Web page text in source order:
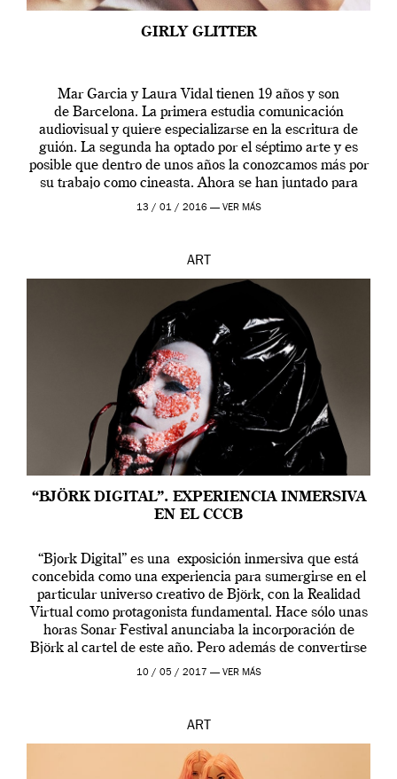
GIRLY GLITTER
Mar Garcia y Laura Vidal tienen 19 años y son
de Barcelona. La primera estudia comunicación
audiovisual y quiere especializarse en la escritura de
guión. La segunda ha optado por el séptimo arte y es
posible que dentro de unos años la conozcamos más por
su trabajo como cineasta. Ahora se han juntado para
contarnos una […]
13 / 01 / 2016 — VER MÁS
ART
“BJÖRK DIGITAL”. EXPERIENCIA INMERSIVA
EN EL CCCB
“Bjork Digital” es una exposición inmersiva que está
concebida como una experiencia para sumergirse en el
particular universo creativo de Björk, con la Realidad
Virtual como protagonista fundamental. Hace sólo unas
horas Sonar Festival anunciaba la incorporación de
Björk al cartel de este año. Pero además de convertirse
en una de las actuaciones más relevantes […]
10 / 05 / 2017 — VER MÁS
ART